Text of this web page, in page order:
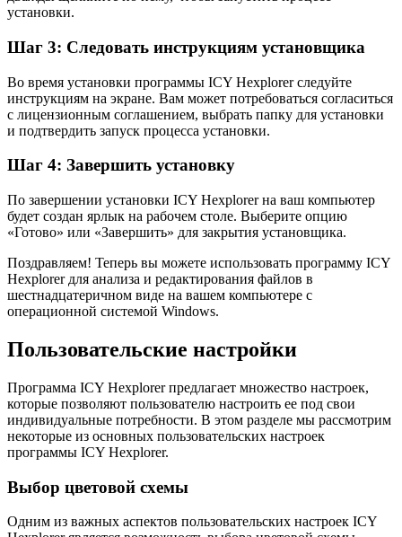
установки.
Шаг 3: Следовать инструкциям установщика
Во время установки программы ICY Hexplorer следуйте
инструкциям на экране. Вам может потребоваться согласиться
с лицензионным соглашением, выбрать папку для установки
и подтвердить запуск процесса установки.
Шаг 4: Завершить установку
По завершении установки ICY Hexplorer на ваш компьютер
будет создан ярлык на рабочем столе. Выберите опцию
«Готово» или «Завершить» для закрытия установщика.
Поздравляем! Теперь вы можете использовать программу ICY
Hexplorer для анализа и редактирования файлов в
шестнадцатеричном виде на вашем компьютере с
операционной системой Windows.
Пользовательские настройки
Программа ICY Hexplorer предлагает множество настроек,
которые позволяют пользователю настроить ее под свои
индивидуальные потребности. В этом разделе мы рассмотрим
некоторые из основных пользовательских настроек
программы ICY Hexplorer.
Выбор цветовой схемы
Одним из важных аспектов пользовательских настроек ICY